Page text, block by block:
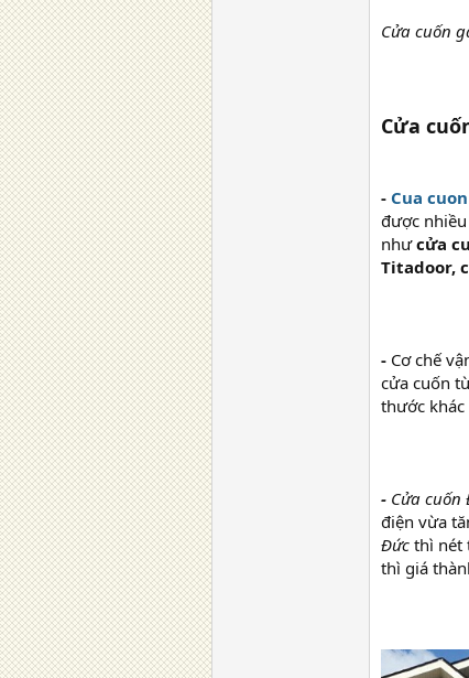
Cửa cuốn
Cửa
- Cua cuon
được
nhưcửa
Titadoor,
- Cơ chế
cửa cuốn
thước khác
- Cửa cuốn
điện vừa
Đức thì nét
thì giá